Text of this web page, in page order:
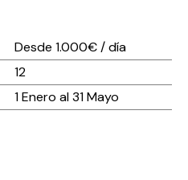
Desde 1.000€ / día
12
1 Enero al 31 Mayo